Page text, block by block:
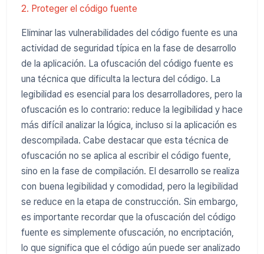
2. Proteger el código fuente
Eliminar las vulnerabilidades del código fuente es una
actividad de seguridad típica en la fase de desarrollo
de la aplicación. La ofuscación del código fuente es
una técnica que dificulta la lectura del código. La
legibilidad es esencial para los desarrolladores, pero la
ofuscación es lo contrario: reduce la legibilidad y hace
más difícil analizar la lógica, incluso si la aplicación es
descompilada. Cabe destacar que esta técnica de
ofuscación no se aplica al escribir el código fuente,
sino en la fase de compilación. El desarrollo se realiza
con buena legibilidad y comodidad, pero la legibilidad
se reduce en la etapa de construcción. Sin embargo,
es importante recordar que la ofuscación del código
fuente es simplemente ofuscación, no encriptación,
lo que significa que el código aún puede ser analizado